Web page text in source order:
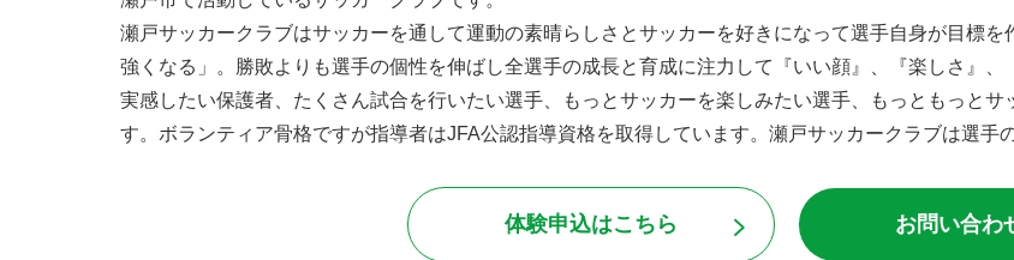
瀬戸サッカークラブはサッカーを通して運動の素晴らしさとサッカーを好きになって選手自身が目標を
強くなる」。勝敗よりも選手の個性を伸ばし全選手の成長と育成に注力して『いい顔』、『楽しさ』
実感したい保護者、たくさん試合を行いたい選手、もっとサッカーを楽しみたい選手、もっともっと
す。ボランティア骨格ですが指導者はJFA公認指導資格を取得しています。瀬戸サッカークラブは選手
体験申込はこちら お問い合わ